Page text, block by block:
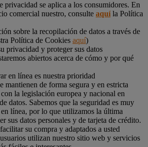
privacidad se aplica a los consumidores. En
comercial nuestro, consulte aquíla Política
sobre la recopilación de datos a través de
Política de Cookies aquí)
privacidad y proteger sus datos
abiertos acerca de cómo y por qué
en línea es nuestra prioridad
mantienen de forma segura y en estricta
la legislación europea y nacional en
datos. Sabemos que la seguridad es muy
línea, por lo que utilizamos la última
sus datos personales y de tarjeta de crédito.
su compra y adaptados a usted
utilizan nuestro sitio web y servicios